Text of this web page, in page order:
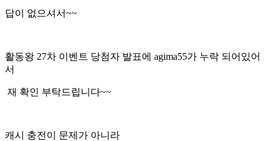
답이 없으셔서~~
활동왕 27차 이벤트 당첨자 발표에 agima55가 누락 되어있어
서
재 확인 부탁드립니다~~
캐시 충전이 문제가 아니라